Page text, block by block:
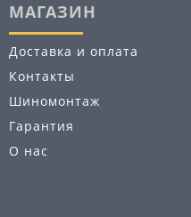
МАГАЗИН
Доставка и оплата
Контакты
Шиномонтаж
Гарантия
О нас